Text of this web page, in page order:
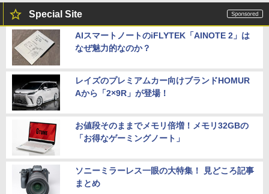
Special Site
AIスマートノートのiFLYTEK「AINOTE 2」は
なぜ魅力的なのか？
レイズのプレミアムカー向けブランドHOMUR
Aから「2×9R」が登場！
お値段そのままでメモリ倍増！メモリ32GBの
「お得なゲーミングノート」
ソニーミラーレス一眼の大特集！ 見どころ記事
まとめ